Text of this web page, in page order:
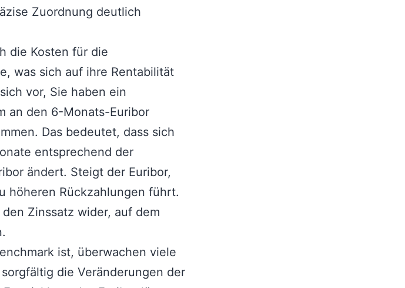
Zuordnung deutlich
die Kosten für die
was sich auf ihre Rentabilität
vor, Sie haben ein
an den 6-Monats-Euribor
Das bedeutet, dass sich
entsprechend der
ändert. Steigt der Euribor,
höheren Rückzahlungen führt.
Zinssatz wider, auf dem
ist, überwachen viele
die Veränderungen der